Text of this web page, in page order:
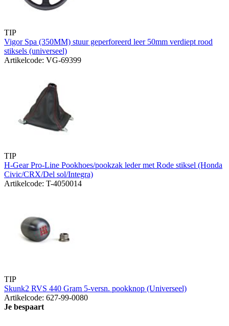
TIP
Vigor Spa (350MM) stuur geperforeerd leer 50mm verdiept rood
stiksels (universeel)
Artikelcode: VG-69399
TIP
H-Gear Pro-Line Pookhoes/pookzak leder met Rode stiksel (Honda
Civic/CRX/Del sol/Integra)
Artikelcode: T-4050014
TIP
Skunk2 RVS 440 Gram 5-versn. pookknop (Universeel)
Artikelcode: 627-99-0080
Je bespaart